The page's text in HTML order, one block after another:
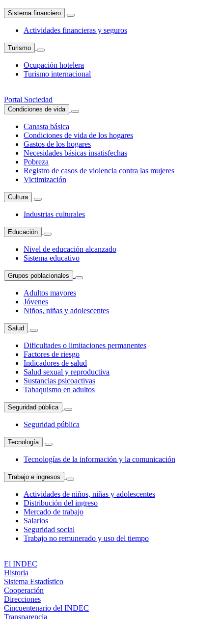
Sistema financiero
Actividades financieras y seguros
Turismo
Ocupación hotelera
Turismo internacional
Portal Sociedad
Condiciones de vida
Canasta básica
Condiciones de vida de los hogares
Gastos de los hogares
Necesidades básicas insatisfechas
Pobreza
Registro de casos de violencia contra las mujeres
Victimización
Cultura
Industrias culturales
Educación
Nivel de educación alcanzado
Sistema educativo
Grupos poblacionales
Adultos mayores
Jóvenes
Niños, niñas y adolescentes
Salud
Dificultades o limitaciones permanentes
Factores de riesgo
Indicadores de salud
Salud sexual y reproductiva
Sustancias psicoactivas
Tabaquismo en adultos
Seguridad pública
Seguridad pública
Tecnología
Tecnologías de la información y la comunicación
Trabajo e ingresos
Actividades de niños, niñas y adolescentes
Distribución del ingreso
Mercado de trabajo
Salarios
Seguridad social
Trabajo no remunerado y uso del tiempo
El INDEC
Historia
Sistema Estadístico
Cooperación
Direcciones
Cincuentenario del INDEC
Transparencia